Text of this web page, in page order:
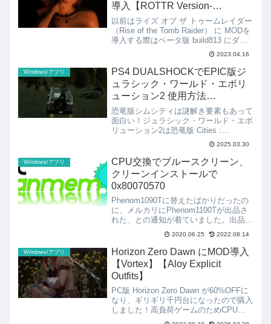
導入【ROTTR Version-
Independent Mod Manager】
Lara Nude Version X
以前はライズ オブ ザ トゥームレイダー
（Rise of the Tomb Raider） に MODを
導入する際はベータ版 build813 にダウ
ングレードする必要がありましたが、ダ
ウングレードしなくてもMODが導入で
きるMOD管理ツー...
2023.04.16
Windows/アプリ
PS4 DUALSHOCKでEPIC版ジ
ュラシック・ワールド・エボリ
ューション2 使用方法
【X360CE・Xbox 360 コントロ
ーラー エミュレーター】
恐竜版シムシティは謎解き要素もあって
面白い！ジュラシック・ワールド・エボ
リューション2は恐竜版 Cities :
Skylines ですね。住んでいるのが大勢
の住民か少数の恐竜か、の違いはありま
すが、住民を満足させなければならない
点は共通し...
2025.03.30
Windows/アプリ
CPU交換でブルースクリーン、
クリーンインストールで
0x80070570
Phenom1090Tに替えたばかりだったの
に、メルカリにPhenom1100Tが出品さ
れた、との通知が着ていました。出品後
まだ２時間しか経っていません。えー、
どうしよう。誰かに買われちゃう？値引
き交渉してみる？と自問自答しつつも、
えいっ、...
2020.06.25 2022.08.14
Windows/アプリ
Horizon Zero Dawn にMOD導入
【Vortex】【Aloy Explicit
Outfits】
PC版 Horizon Zero Dawn が60%OFFに
なり、ギリギリ千円台になったので購入
しました！高負荷ゲームのためCPUの
発熱による問題が発生しましたが、電源